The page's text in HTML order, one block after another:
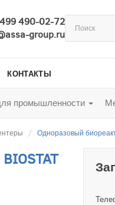
490-02-72
group.ru
КОНТАКТЫ
промышленности
Одноразовый